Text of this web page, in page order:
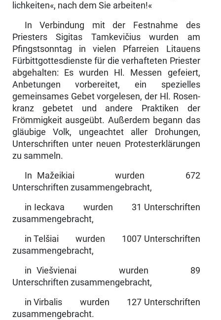
lichkeiten«, nach dem Sie arbeiten!«
In Verbindung mit der Festnahme des
Priesters Sigitas Tamkevičius wurden am
Pfingstsonntag in vielen Pfarreien Litauens
Fürbittgottesdienste für die verhafteten Priester
abgehalten: Es wurden Hl. Messen gefeiert,
Anbetungen vorbereitet, ein spezielles
gemeinsames Gebet vorgelesen, der Hl. Rosen­
kranz gebetet und andere Praktiken der
Frömmigkeit ausgeübt. Außerdem begann das
gläubige Volk, ungeachtet aller Drohungen,
Unterschriften unter neuen Protesterklärungen
zu sammeln.
In Mažeikiai wurden 672
Unterschriften zusammengebracht,
in Ieckava wurden 31 Unterschriften
zusammengebracht,
in Telšiai wurden 1007 Unterschriften
zusammengebracht,
in Viešvienai wurden 89
Unterschriften zusammengebracht,
in Virbalis wurden 127 Unterschriften
zusammengebracht.